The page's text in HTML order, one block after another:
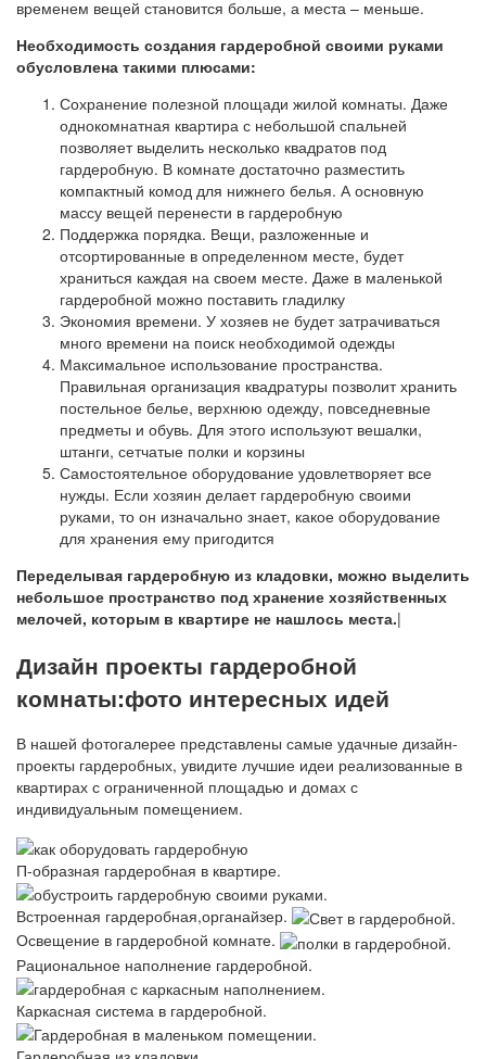
временем вещей становится больше, а места – меньше.
Необходимость создания гардеробной своими руками
обусловлена такими плюсами:
Сохранение полезной площади жилой комнаты. Даже
однокомнатная квартира с небольшой спальней
позволяет выделить несколько квадратов под
гардеробную. В комнате достаточно разместить
компактный комод для нижнего белья. А основную
массу вещей перенести в гардеробную
Поддержка порядка. Вещи, разложенные и
отсортированные в определенном месте, будет
храниться каждая на своем месте. Даже в маленькой
гардеробной можно поставить гладилку
Экономия времени. У хозяев не будет затрачиваться
много времени на поиск необходимой одежды
Максимальное использование пространства.
Правильная организация квадратуры позволит хранить
постельное белье, верхнюю одежду, повседневные
предметы и обувь. Для этого используют вешалки,
штанги, сетчатые полки и корзины
Самостоятельное оборудование удовлетворяет все
нужды. Если хозяин делает гардеробную своими
руками, то он изначально знает, какое оборудование
для хранения ему пригодится
Переделывая гардеробную из кладовки, можно выделить
небольшое пространство под хранение хозяйственных
мелочей, которым в квартире не нашлось места.|
Дизайн проекты гардеробной
комнаты:фото интересных идей
В нашей фотогалерее представлены самые удачные дизайн-
проекты гардеробных, увидите лучшие идеи реализованные в
квартирах с ограниченной площадью и домах с
индивидуальным помещением.
П-образная гардеробная в квартире.
Встроенная гардеробная,органайзер.
Освещение в гардеробной комнате.
Рациональное наполнение гардеробной.
Каркасная система в гардеробной.